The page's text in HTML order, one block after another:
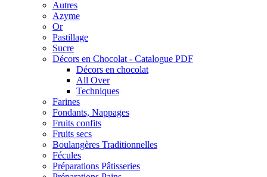
Autres
Azyme
Or
Pastillage
Sucre
Décors en Chocolat - Catalogue PDF
Décors en chocolat
All Over
Techniques
Farines
Fondants, Nappages
Fruits confits
Fruits secs
Boulangères Traditionnelles
Fécules
Préparations Pâtisseries